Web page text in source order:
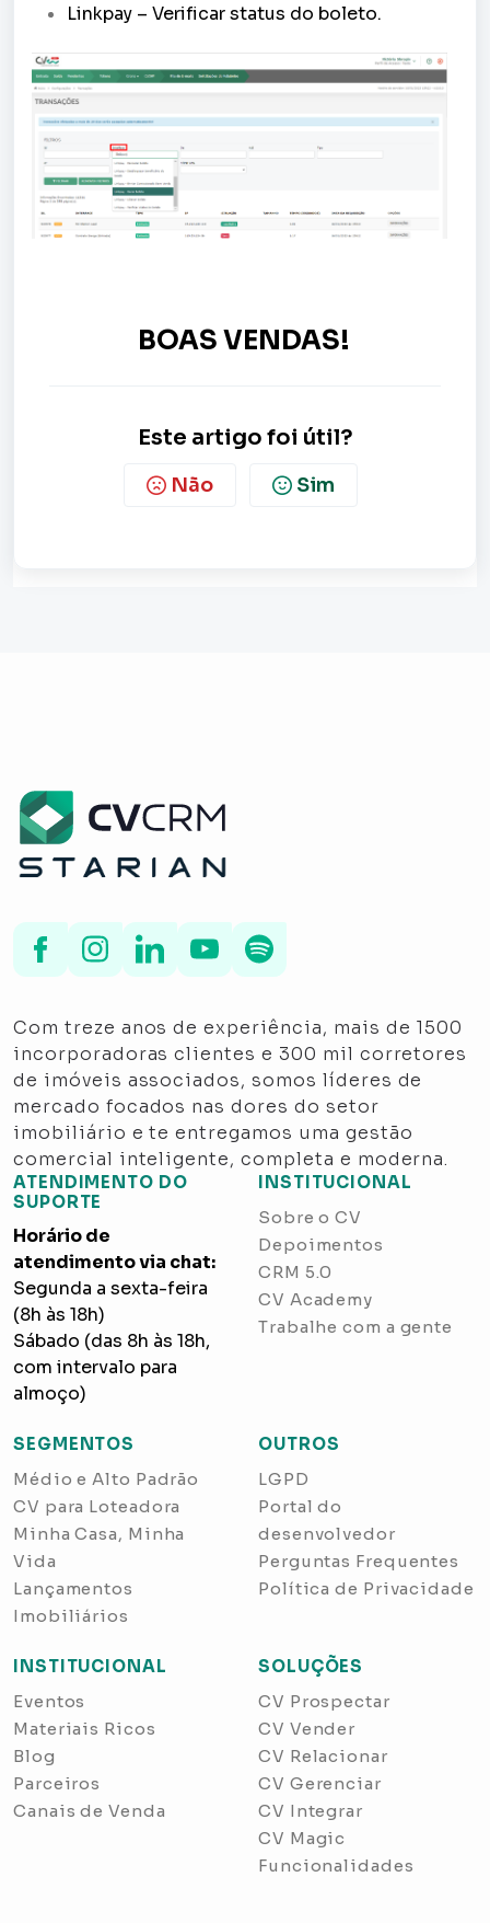
Linkpay – Verificar status do boleto.
BOAS VENDAS!
Este artigo foi útil?
Não Sim
Com treze anos de experiência, mais de 1500
incorporadoras clientes e 300 mil corretores
de imóveis associados, somos líderes de
mercado focados nas dores do setor
imobiliário e te entregamos uma gestão
comercial inteligente, completa e moderna.
INSTITUCIONAL
Sobre o CV
Depoimentos
CRM 5.0
CV Academy
Trabalhe com a gente
SEGMENTOS
Médio e Alto Padrão
CV para Loteadora
Minha Casa, Minha
Vida
Lançamentos
Imobiliários
OUTROS
LGPD
Portal do
desenvolvedor
Perguntas Frequentes
Política de Privacidade
INSTITUCIONAL
Eventos
Materiais Ricos
Blog
Parceiros
Canais de Venda
SOLUÇÕES
CV Prospectar
CV Vender
CV Relacionar
CV Gerenciar
CV Integrar
CV Magic
Funcionalidades
ATENDIMENTO DO
SUPORTE
Horário de
atendimento via chat:
Segunda a sexta-feira
(8h às 18h)
Sábado (das 8h às 18h,
com intervalo para
almoço)